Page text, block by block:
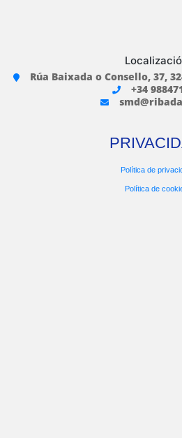
Rúa Baixada o Consello, 37,
+34
Política de
Política de